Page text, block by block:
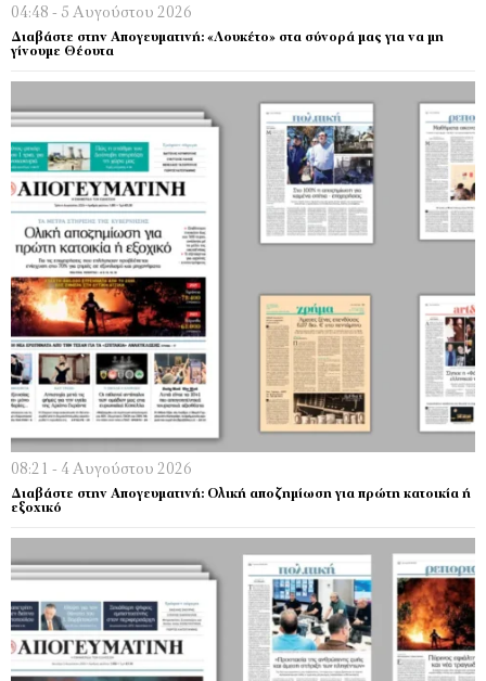
04:48 - 5 Αυγούστου 2026
Διαβάστε στην Απογευματινή: «Λουκέτο» στα σύνορά μας για να μη
γίνουμε Θέουτα
08:21 - 4 Αυγούστου 2026
Διαβάστε στην Απογευματινή: Ολική αποζημίωση για πρώτη κατοικία ή
εξοχικό